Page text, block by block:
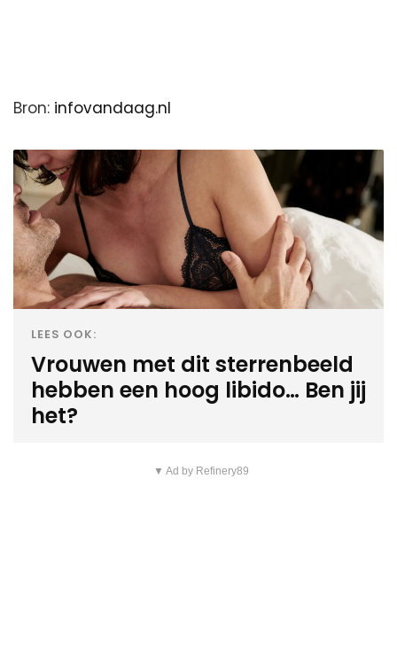
Bron: infovandaag.nl
LEES OOK:
Vrouwen met dit sterrenbeeld
hebben een hoog libido… Ben jij
het?
▼ Ad by Refinery89